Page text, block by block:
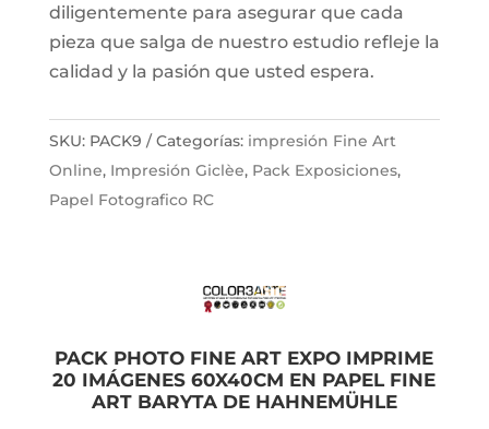
diligentemente para asegurar que cada
pieza que salga de nuestro estudio refleje la
calidad y la pasión que usted espera.
SKU: PACK9 Categorías: impresión Fine Art
Online, Impresión Giclèe, Pack Exposiciones,
Papel Fotografico RC
PACK PHOTO FINE ART EXPO IMPRIME
20 IMÁGENES 60X40CM EN PAPEL FINE
ART BARYTA DE HAHNEMÜHLE